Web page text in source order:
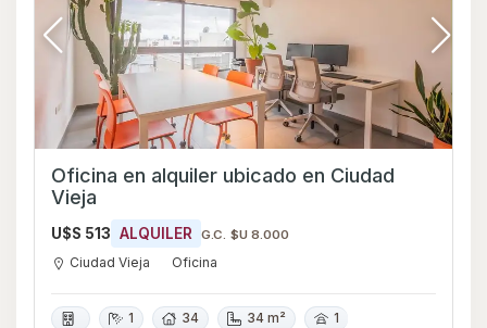
Oficina en alquiler ubicado en Ciudad
Vieja
U$S 513 ALQUILER G.C. $U 8.000
Ciudad Vieja Oficina
1 34 34 m² 1